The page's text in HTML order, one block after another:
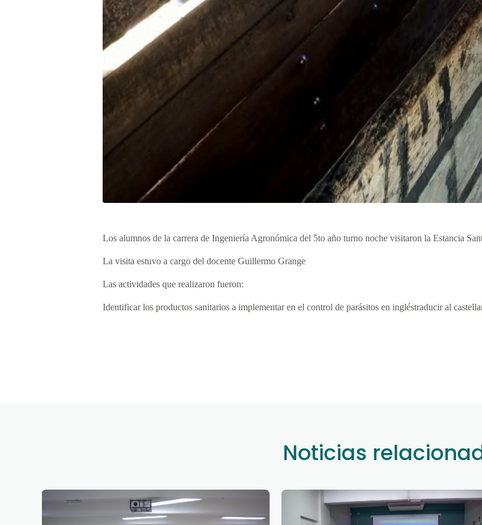
Los alumnos de la carrera de Ingeniería Agronómica del 5to año turno noche visitaron la Estancia
La visita estuvo a cargo del docente Guillermo Grange
Las actividades que realizaron fueron:
Identificar los productos sanitarios a implementar en el control de parásitos en ingléstraducir al
Noticias